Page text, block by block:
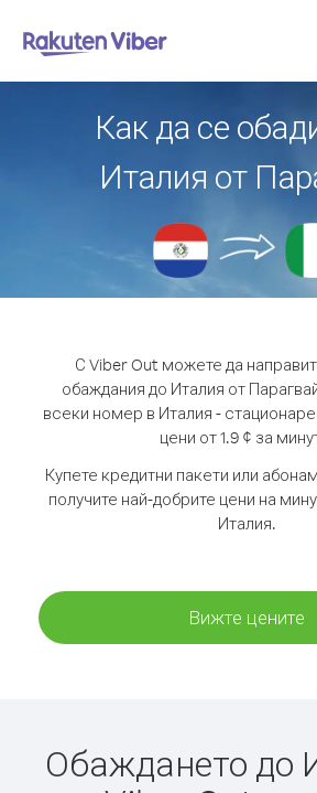
Как да се
Италия от
С Viber Out можете да
обаждания до Италия от
всеки номер в Италия -
цени от 1.9 ¢ за
Купете кредитни пакети или
получите най-добрите цени на
Италия.
Вижте цените
Обаждането до